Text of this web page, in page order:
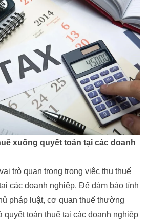
xuống quyết toán tại các doanh
trò quan trọng trong việc thu thuế
các doanh nghiệp. Để đảm bảo tính
pháp luật, cơ quan thuế thường
quyết toán thuế tại các doanh nghiệp